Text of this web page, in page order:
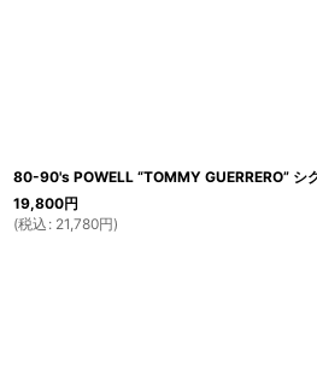
80-90's POWELL “TOMMY GUERRERO” シ
19,800円
(税込 : 21,780円)